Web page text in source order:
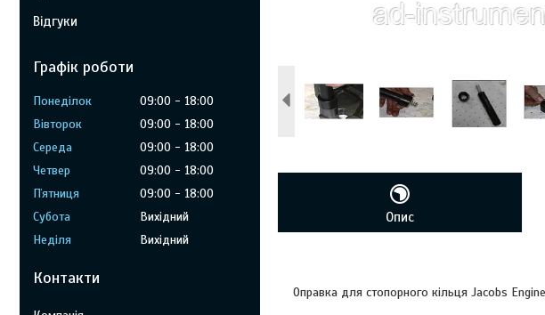
Опис
Оправка для стопорного кільця Jacobs
Відгуки
Графік роботи
Понеділок 09:00
18:00
Вівторок
09:00
18:00
Середа
09:00
18:00
Четвер
09:00
18:00
Пʼятниця
09:00
18:00
Субота
Вихідний
Неділя
Вихідний
Контакти